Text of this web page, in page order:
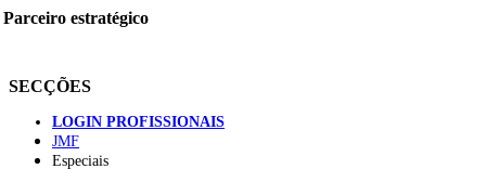
Parceiro estratégico
SECÇÕES
LOGIN PROFISSIONAIS
JMF
Especiais